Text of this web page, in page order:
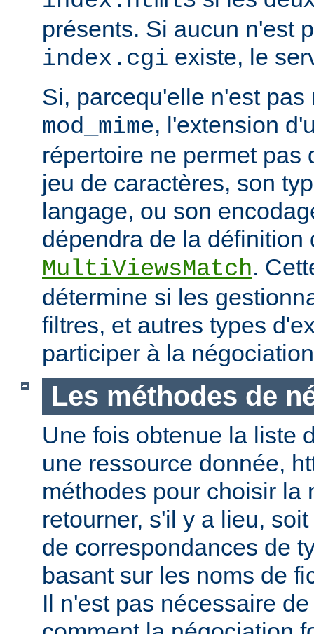
présents. Si aucun n'est
index.cgi existe, le
Si, parcequ'elle n'est pas
mod_mime, l'extension
répertoire ne permet pas
jeu de caractères, son
langage, ou son
dépendra de la définition
MultiViewsMatch.
détermine si les
filtres, et autres types
participer à la
Les méthodes de
Une fois obtenue la liste
une ressource donnée,
méthodes pour choisir la
retourner, s'il y a lieu,
de correspondances de
basant sur les noms de
Il n'est pas nécessaire